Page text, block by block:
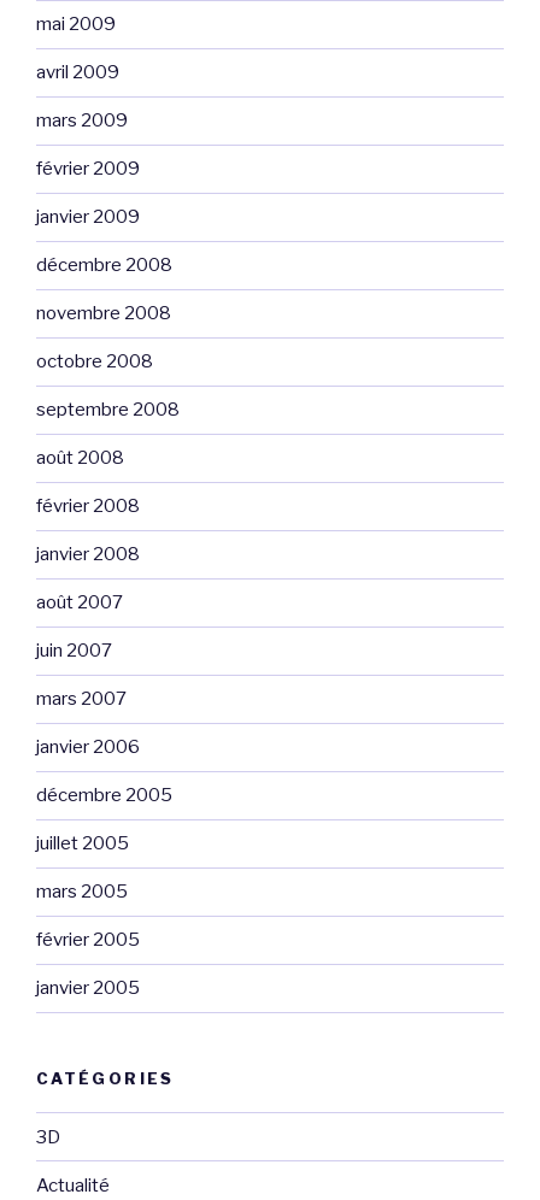
mai 2009
avril 2009
mars 2009
février 2009
janvier 2009
décembre 2008
novembre 2008
octobre 2008
septembre 2008
août 2008
février 2008
janvier 2008
août 2007
juin 2007
mars 2007
janvier 2006
décembre 2005
juillet 2005
mars 2005
février 2005
janvier 2005
CATÉGORIES
3D
Actualité